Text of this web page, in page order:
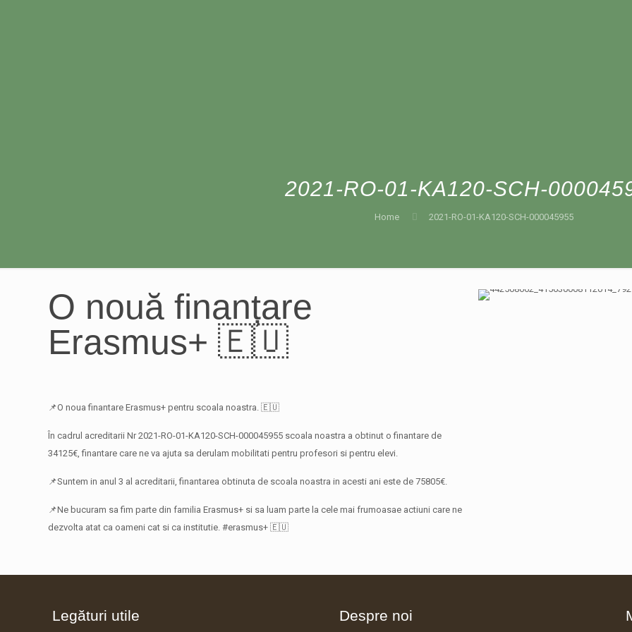
2021-RO-01-KA120-SCH-
Home 2021-RO-01-KA120-SCH-000045955
O nouă finanțare
Erasmus+ 🇪🇺
📌O noua finantare Erasmus+ pentru scoala noastra. 🇪🇺
În cadrul acreditarii Nr 2021-RO-01-KA120-SCH-000045955 scoala noastra a obtinut o finantare de
34125€, finantare care ne va ajuta sa derulam mobilitati pentru profesori si pentru elevi.
📌Suntem in anul 3 al acreditarii, finantarea obtinuta de scoala noastra in acesti ani este de 75805€.
📌Ne bucuram sa fim parte din familia Erasmus+ si sa luam parte la cele mai frumoasae actiuni care ne
dezvolta atat ca oameni cat si ca institutie. #erasmus+ 🇪🇺
Legături utile Despre noi